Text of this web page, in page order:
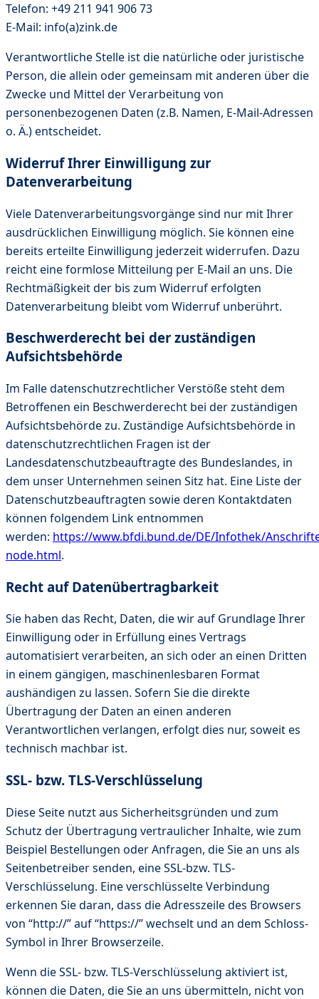
Telefon: +49 211 941 906 73
E-Mail: info(a)zink.de
Verantwortliche Stelle ist die natürliche oder juristische
Person, die allein oder gemeinsam mit anderen über die
Zwecke und Mittel der Verarbeitung von
personenbezogenen Daten (z.B. Namen, E-Mail-Adressen
o. Ä.) entscheidet.
Widerruf Ihrer Einwilligung zur
Datenverarbeitung
Viele Datenverarbeitungsvorgänge sind nur mit Ihrer
ausdrücklichen Einwilligung möglich. Sie können eine
bereits erteilte Einwilligung jederzeit widerrufen. Dazu
reicht eine formlose Mitteilung per E-Mail an uns. Die
Rechtmäßigkeit der bis zum Widerruf erfolgten
Datenverarbeitung bleibt vom Widerruf unberührt.
Beschwerderecht bei der zuständigen
Aufsichtsbehörde
Im Falle datenschutzrechtlicher Verstöße steht dem
Betroffenen ein Beschwerderecht bei der zuständigen
Aufsichtsbehörde zu. Zuständige Aufsichtsbehörde in
datenschutzrechtlichen Fragen ist der
Landesdatenschutzbeauftragte des Bundeslandes, in
dem unser Unternehmen seinen Sitz hat. Eine Liste der
Datenschutzbeauftragten sowie deren Kontaktdaten
können folgendem Link entnommen
werden: https://www.bfdi.bund.de/DE/Infothek/
node.html.
Recht auf Datenübertragbarkeit
Sie haben das Recht, Daten, die wir auf Grundlage Ihrer
Einwilligung oder in Erfüllung eines Vertrags
automatisiert verarbeiten, an sich oder an einen Dritten
in einem gängigen, maschinenlesbaren Format
aushändigen zu lassen. Sofern Sie die direkte
Übertragung der Daten an einen anderen
Verantwortlichen verlangen, erfolgt dies nur, soweit es
technisch machbar ist.
SSL- bzw. TLS-Verschlüsselung
Diese Seite nutzt aus Sicherheitsgründen und zum
Schutz der Übertragung vertraulicher Inhalte, wie zum
Beispiel Bestellungen oder Anfragen, die Sie an uns als
Seitenbetreiber senden, eine SSL-bzw. TLS-
Verschlüsselung. Eine verschlüsselte Verbindung
erkennen Sie daran, dass die Adresszeile des Browsers
von “http://” auf “https://” wechselt und an dem Schloss-
Symbol in Ihrer Browserzeile.
Wenn die SSL- bzw. TLS-Verschlüsselung aktiviert ist,
können die Daten, die Sie an uns übermitteln, nicht von